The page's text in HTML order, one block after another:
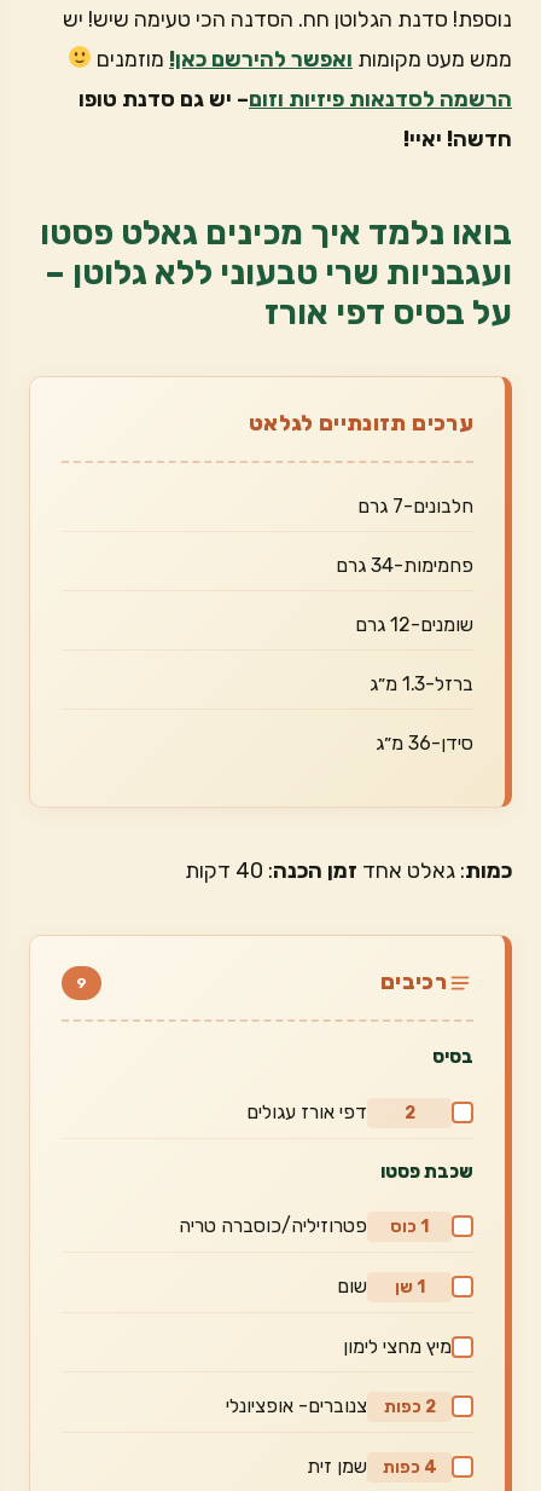
נוספת! סדנת הגלוטן חח. הסדנה הכי טעימה שיש! יש
ממש מעט מקומות ואפשר להירשם כאן! מוזמנים
הרשמה לסדנאות פיזיות וזום– יש גם סדנת טופו
חדשה! יאיי!
בואו נלמד איך מכינים גאלט פסטו
ועגבניות שרי טבעוני ללא גלוטן –
על בסיס דפי אורז
ערכים תזונתיים לגלאט
חלבונים-7 גרם
פחמימות-34 גרם
שומנים-12 גרם
ברזל-1.3 מ״ג
סידן-36 מ״ג
כמות: גאלט אחד זמן הכנה: 40 דקות
רכיבים 9
בסיס
2 דפי אורז עגולים
שכבת פסטו
1 כוס פטרוזיליה/כוסברה טריה
1 שן שום
מיץ מחצי לימון
2 כפות צנוברים- אופציונלי
4 כפות שמן זית